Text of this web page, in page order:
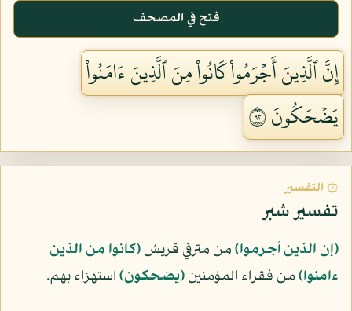
فتح في المصحف
إِنَّ ٱلَّذِينَ أَجۡرَمُواْ كَانُواْ مِنَ ٱلَّذِينَ ءَامَنُواْ
يَضۡحَكُونَ ٢٩
۞ التفسير
تفسير شبر
﴿إن الذين أجرموا﴾من مترفي قريش﴿كانوا من الذين
ءامنوا﴾من فقراء المؤمنين﴿يضحكون﴾استهزاء بهم.